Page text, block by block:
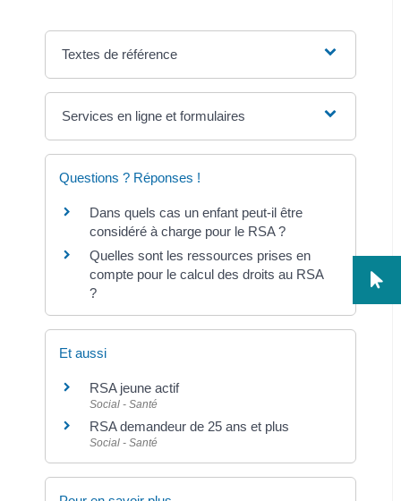
Textes de référence
Services en ligne et formulaires
Questions ? Réponses !
Dans quels cas un enfant peut-il être
considéré à charge pour le RSA ?
Quelles sont les ressources prises en
compte pour le calcul des droits au RSA
?
Et aussi
RSA jeune actif
Social - Santé
RSA demandeur de 25 ans et plus
Social - Santé